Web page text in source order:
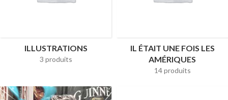
ILLUSTRATIONS
3 produits
IL ÉTAIT UNE FOIS LES
AMÉRIQUES
14 produits